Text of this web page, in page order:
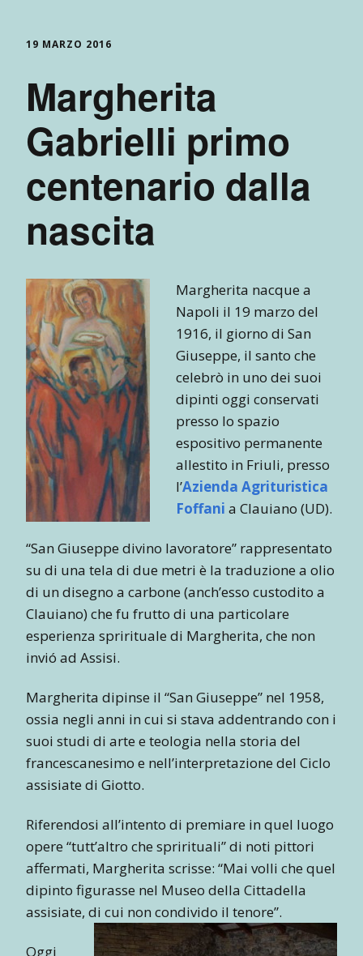
19 MARZO 2016
Margherita
Gabrielli primo
centenario dalla
nascita
Margherita nacque a
Napoli il 19 marzo del
1916, il giorno di San
Giuseppe, il santo che
celebrò in uno dei suoi
dipinti oggi conservati
presso lo spazio
espositivo permanente
allestito in Friuli, presso
l’Azienda Agrituristica
Foffani a Clauiano (UD).
“San Giuseppe divino lavoratore” rappresentato
su di una tela di due metri è la traduzione a olio
di un disegno a carbone (anch’esso custodito a
Clauiano) che fu frutto di una particolare
esperienza sprirituale di Margherita, che non
invió ad Assisi.
Margherita dipinse il “San Giuseppe” nel 1958,
ossia negli anni in cui si stava addentrando con i
suoi studi di arte e teologia nella storia del
francescanesimo e nell’interpretazione del Ciclo
assisiate di Giotto.
Riferendosi all’intento di premiare in quel luogo
opere “tutt’altro che sprirituali” di noti pittori
affermati, Margherita scrisse: “Mai volli che quel
dipinto figurasse nel Museo della Cittadella
assisiate, di cui non condivido il tenore”.
Oggi